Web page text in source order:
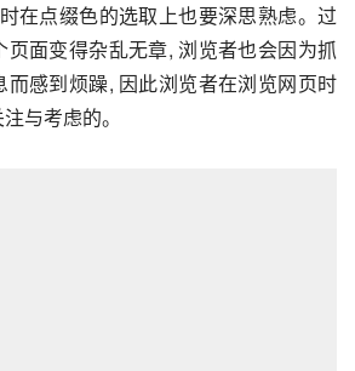
在点缀色的选取上也要深思熟虑。过
页面变得杂乱无章, 浏览者也会因为抓
而感到烦躁, 因此浏览者在浏览网页时
与考虑的。